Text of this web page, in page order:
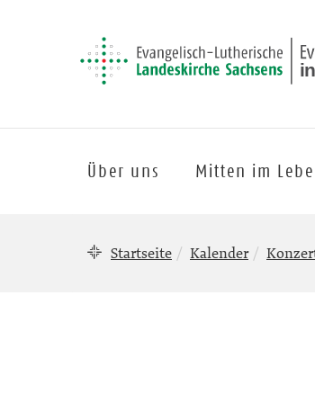
Über uns Mitten im
Startseite Kalender